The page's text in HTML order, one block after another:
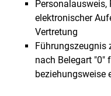
Personalausweis,
elektronischer
Vertretung
Führungszeugnis
nach Belegart "0"
beziehungsweise